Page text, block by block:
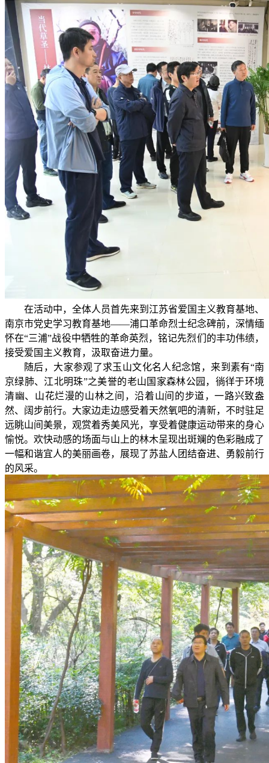
在活动中，全体人员首先来到江苏省爱国主义教育基地、
南京市党史学习教育基地——浦口革命烈士纪念碑前，深情缅
怀在“三浦”战役中牺牲的革命英烈，铭记先烈们的丰功伟绩，
接受爱国主义教育，汲取奋进力量。
随后，大家参观了求玉山文化名人纪念馆，来到素有“南
京绿肺、江北明珠”之美誉的老山国家森林公园，徜徉于环境
清幽、山花烂漫的山林之间，沿着山间的步道，一路兴致盎
然、阔步前行。大家边走边感受着天然氧吧的清新，不时驻足
远眺山间美景，观赏着秀美风光，享受着健康运动带来的身心
愉悦。欢快动感的场面与山上的林木呈现出斑斓的色彩融成了
一幅和谐宜人的美丽画卷，展现了苏盐人团结奋进、勇毅前行
的风采。